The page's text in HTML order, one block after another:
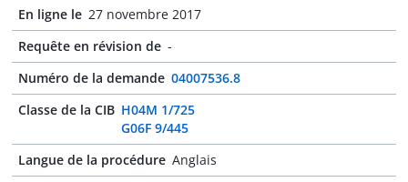
En ligne le 27 novembre 2017
Requête en révision de -
Numéro de la demande 04007536.8
Classe de la CIB H04M 1/725
G06F 9/445
Langue de la procédure Anglais